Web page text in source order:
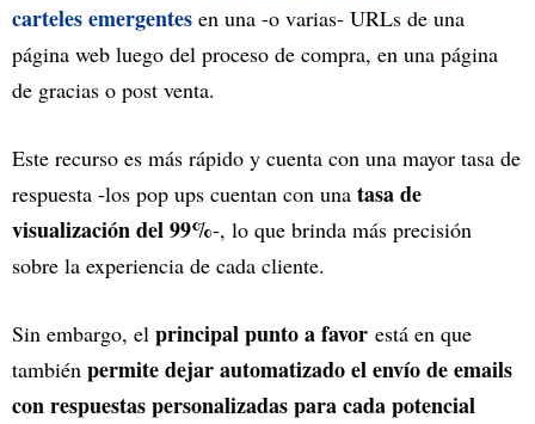
carteles emergentes en una -o varias- URLs de una
página web luego del proceso de compra, en una página
de gracias o post venta.
Este recurso es más rápido y cuenta con una mayor tasa de
respuesta -los pop ups cuentan con una tasa de
visualización del 99%-, lo que brinda más precisión
sobre la experiencia de cada cliente.
Sin embargo, el principal punto a favor está en que
también permite dejar automatizado el envío de emails
con respuestas personalizadas para cada potencial